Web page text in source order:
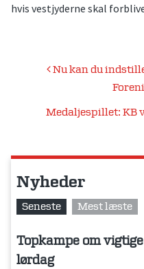
hvis vestjyderne skal
Nu kan du
Medaljespillet: KB
Nyheder
Seneste Mest læste
Topkampe om
lørdag